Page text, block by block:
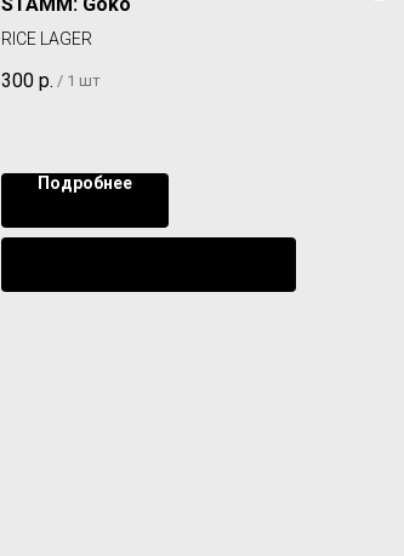
RICE LAGER
300 р. / 1 шт
Подробнее